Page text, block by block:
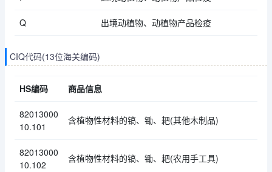
Q 出境动植物、动植物产品检疫
CIQ代码(13位海关编码)
HS编码 商品信息
82013000
10.101
含植物性材料的镐、锄、耙(其他木制品)
82013000
10.102
含植物性材料的镐、锄、耙(农用手工具)